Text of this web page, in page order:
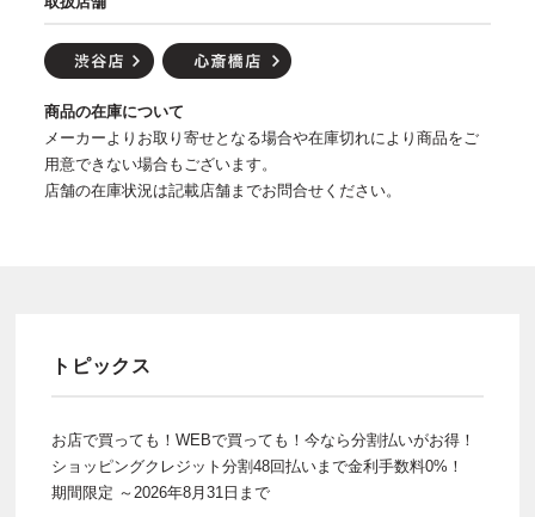
商品の在庫について
メーカーよりお取り寄せとなる場合や在庫切れにより商品をご
用意できない場合もございます。
店舗の在庫状況は記載店舗までお問合せください。
トピックス
お店で買っても！WEBで買っても！今なら分割払いがお得！
ショッピングクレジット分割48回払いまで金利手数料0%！
期間限定 ～2026年8月31日まで